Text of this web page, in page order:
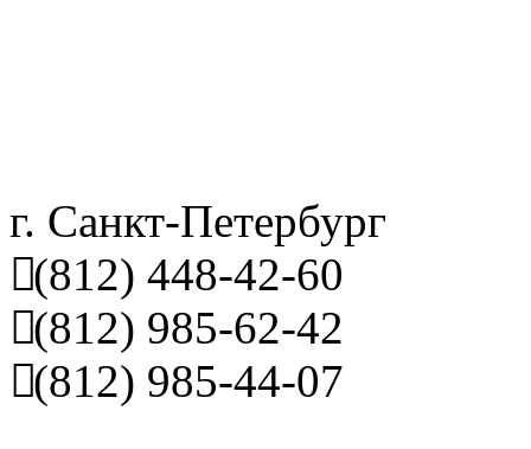
г. Санкт-Петербург
(812) 448-42-60
(812) 985-62-42
(812) 985-44-07